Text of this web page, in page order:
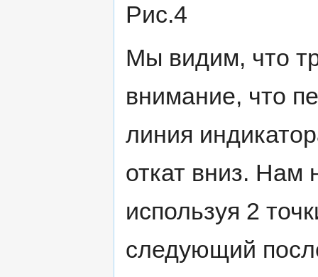
Рис.4
Мы видим, что
внимание, что
линия
откат вниз. Нам
используя 2
следующий